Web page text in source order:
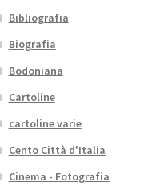
Bibliografia
Biografia
Bodoniana
Cartoline
cartoline varie
Cento Città d'Italia
Cinema - Fotografia